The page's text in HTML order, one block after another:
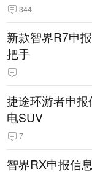
344
新款智界R7申
把手
捷途环游者申
电SUV
7
智界RX申报信